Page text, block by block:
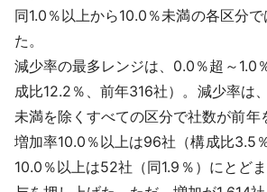
同1.0％以上から10.0％未満の各区分
た。
減少率の最多レンジは、0.0％超～1.0
成比12.2％、前年316社）。減少率は
未満を除くすべての区分で社数が前年
増加率10.0％以上は96社（構成比3.5
10.0％以上は52社（同1.9％）にとど